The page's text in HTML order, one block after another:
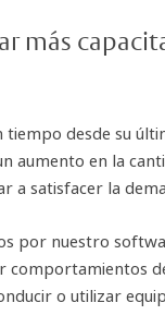
más
tiempo desde su
aumento en la
a satisfacer la
por nuestro
comportamientos
o utilizar